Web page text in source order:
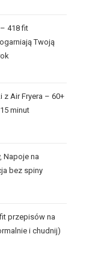
– 418 fit
Twoją
z Air Fryera – 60+
minut
Napoje na
bez spiny
przepisów na
i chudnij)